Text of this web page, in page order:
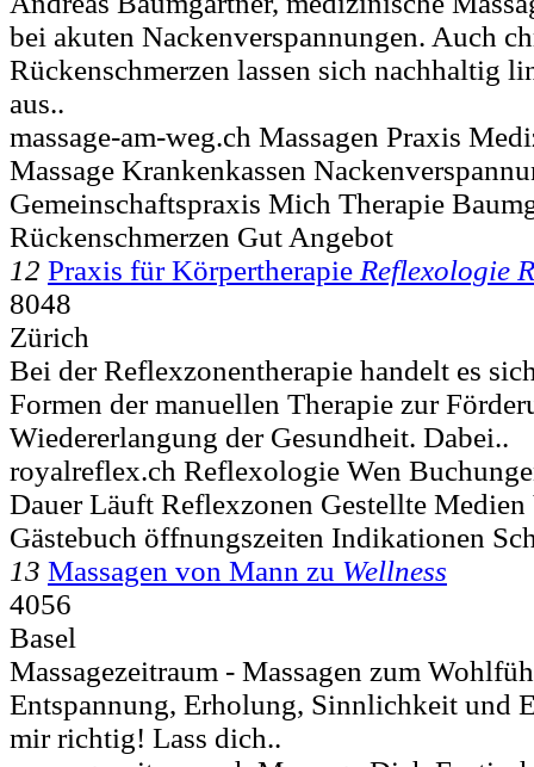
bei akuten Nackenverspannungen. Auch
Rückenschmerzen lassen sich nachhaltig
aus..
massage-am-weg.ch Massagen Praxis
Massage Krankenkassen
Gemeinschaftspraxis Mich Therapie
Rückenschmerzen Gut Angebot
12 Praxis für Körpertherapie Reflexologie
8048
Zürich
Bei der Reflexzonentherapie handelt es
Formen der manuellen Therapie zur
Wiedererlangung der Gesundheit. Dabei..
royalreflex.ch Reflexologie Wen
Dauer Läuft Reflexzonen Gestellte
Gästebuch öffnungszeiten Indikationen
13 Massagen von Mann zu Wellness
4056
Basel
Massagezeitraum - Massagen zum
Entspannung, Erholung, Sinnlichkeit und
mir richtig! Lass dich..